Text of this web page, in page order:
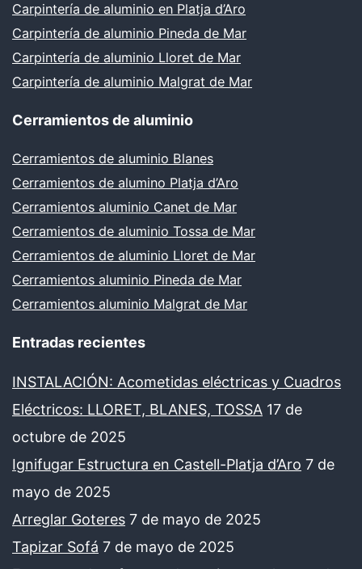
Carpintería de aluminio en Platja d’Aro
Carpintería de aluminio Pineda de Mar
Carpintería de aluminio Lloret de Mar
Carpintería de aluminio Malgrat de Mar
Cerramientos de aluminio
Cerramientos de aluminio Blanes
Cerramientos de alumino Platja d’Aro
Cerramientos aluminio Canet de Mar
Cerramientos de aluminio Tossa de Mar
Cerramientos de aluminio Lloret de Mar
Cerramientos aluminio Pineda de Mar
Cerramientos aluminio Malgrat de Mar
Entradas recientes
INSTALACIÓN: Acometidas eléctricas y Cuadros
Eléctricos: LLORET, BLANES, TOSSA 17 de
octubre de 2025
Ignifugar Estructura en Castell-Platja d’Aro 7 de
mayo de 2025
Arreglar Goteres 7 de mayo de 2025
Tapizar Sofá 7 de mayo de 2025